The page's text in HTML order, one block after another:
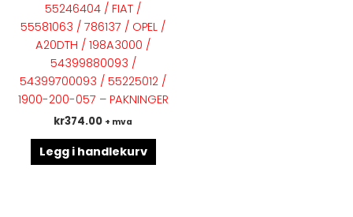
55246404 / FIAT /
55581063 / 786137 / OPEL /
A20DTH / 198A3000 /
54399880093 /
54399700093 / 55225012 /
1900-200-057 – PAKNINGER
kr374.00 + mva
Legg i handlekurv